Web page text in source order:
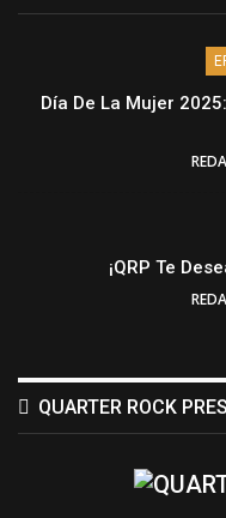
Día De La Mujer
¡QRP Te
QUARTER ROCK